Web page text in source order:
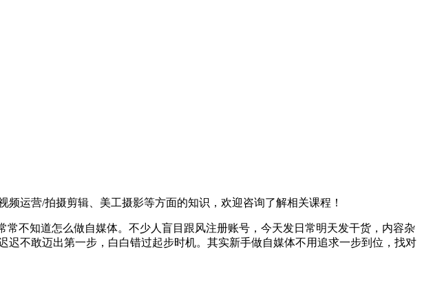
运营/拍摄剪辑、美工摄影等方面的知识，欢迎咨询了解相关课程！
不知道怎么做自媒体。不少人盲目跟风注册账号，今天发日常明天发干货，内容杂
不敢迈出第一步，白白错过起步时机。其实新手做自媒体不用追求一步到位，找对